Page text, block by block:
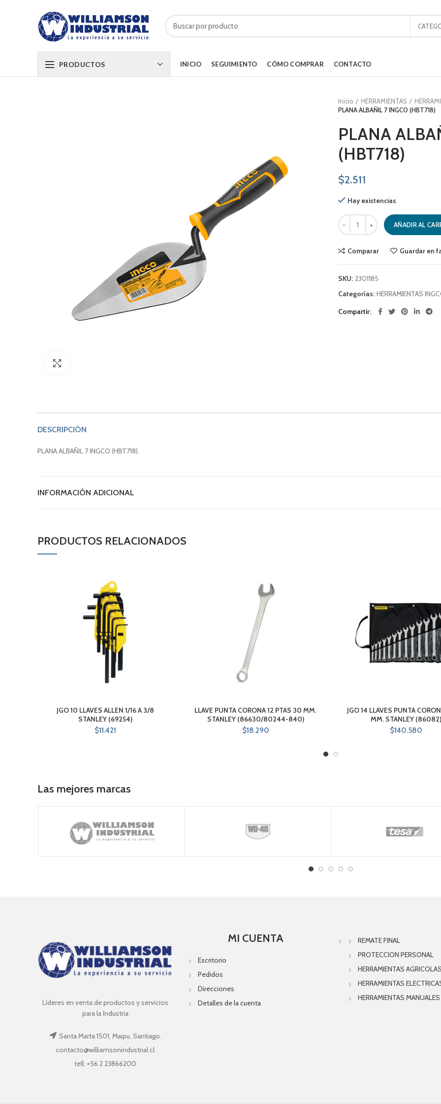
PRODUCTOS INICIO SEGUIMIENTO CÓMO COMPRAR CONTACTO
Inicio HERRAMIENTAS
PLANA ALBAÑIL 7 INGCO (HBT718)
PLANA
(HBT718)
$2.511
Hay existencias
PLANA ALBAÑIL 7 INGCO
AÑADIR AL
Comparar Guardar en
SKU: 2301185
Categorías: HERRAMIENTAS
Compartir
DESCRIPCIÓN
PLANA ALBAÑIL 7 INGCO (HBT718).
INFORMACIÓN ADICIONAL
PRODUCTOS RELACIONADOS
JGO 10 LLAVES ALLEN 1/16 A 3/8
STANLEY (69254)
$11.421
LLAVE PUNTA CORONA 12 PTAS 30 MM.
STANLEY (86630/80244-840)
$18.290
JGO 14 LLAVES PUNTA
MM. STANLEY (86082)
$140.580
Las mejores marcas
Líderes en venta de productos y servicios
para la Industria
Santa Marta 1501, Maipu. Santiago.
contacto@williamsonindustrial.cl
tell: +56 2 23866200
MI CUENTA
Escritorio
Pedidos
Direcciones
Detalles de la cuenta
REMATE FINAL
PROTECCION PERSONAL
HERRAMIENTAS AGRICOLAS
HERRAMIENTAS
HERRAMIENTAS MANUALES